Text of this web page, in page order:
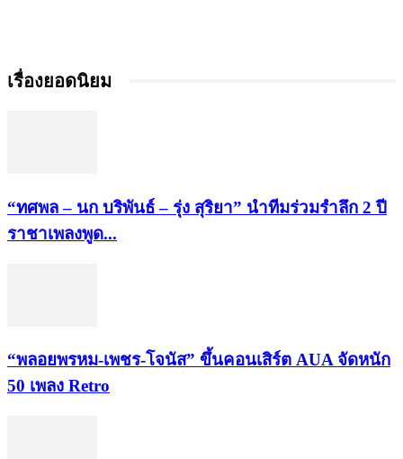
เรื่องยอดนิยม
“ทศพล – นก บริพันธ์ – รุ่ง สุริยา” นำทีมร่วมรำลึก 2 ปี
ราชาเพลงพูด...
“พลอยพรหม-เพชร-โจนัส” ขึ้นคอนเสิร์ต AUA จัดหนัก
50 เพลง Retro